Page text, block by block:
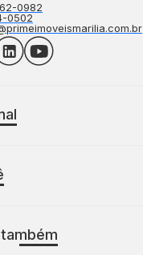
0982
0502
com 3 quartos